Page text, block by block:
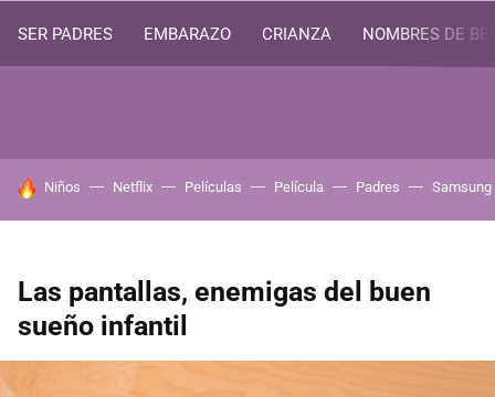
SER PADRES EMBARAZO CRIANZA NOMBRES DE
HOY SE HABLA DE
Niños Netflix Películas Película Padres Samsung
Las pantallas, enemigas del buen
sueño infantil